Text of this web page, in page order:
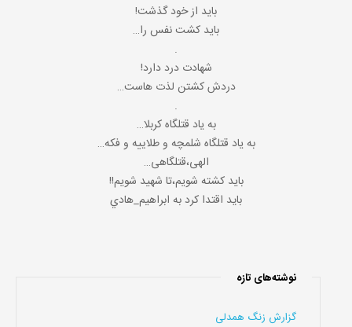
باید از خود گذشت!
باید کشت نفس را…
.
شهادت درد دارد!
دردش کشتن لذت هاست…
.
به یاد قتلگاه کربلا…
به یاد قتلگاه شلمچه و طلاییه و فکه…
الهی،قتلگاهی…
باید کشته شویم،تا شهید شویم!!
بايد اقتدا كرد به ابراهيم_هادي
نوشته‌های تازه
گزارش زنگ همدلی